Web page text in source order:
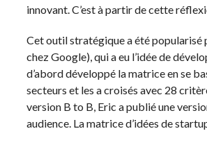
innovant. C’est à partir de cette
Cet outil stratégique a été
chez Google), qui a eu l’idée de
d’abord développé la matrice en se
secteurs et les a croisés avec 28
version B to B, Eric a publié une
audience. La matrice d’idées de